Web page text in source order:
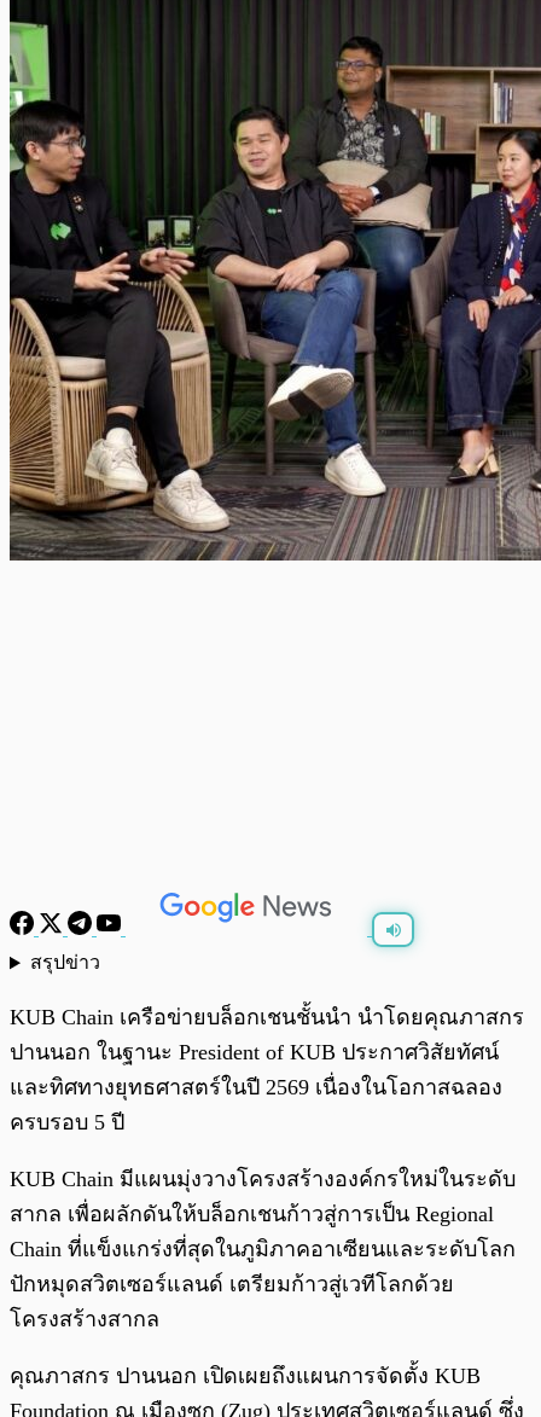
สรุปข่าว
KUB Chain เครือข่ายบล็อกเชนชั้นนำ นำโดยคุณภาสกร
ปานนอก ในฐานะ President of KUB ประกาศวิสัยทัศน์
และทิศทางยุทธศาสตร์ในปี 2569 เนื่องในโอกาสฉลอง
ครบรอบ 5 ปี
KUB Chain มีแผนมุ่งวางโครงสร้างองค์กรใหม่ในระดับ
สากล เพื่อผลักดันให้บล็อกเชนก้าวสู่การเป็น Regional
Chain ที่แข็งแกร่งที่สุดในภูมิภาคอาเซียนและระดับโลก
ปักหมุดสวิตเซอร์แลนด์ เตรียมก้าวสู่เวทีโลกด้วย
โครงสร้างสากล
คุณภาสกร ปานนอก เปิดเผยถึงแผนการจัดตั้ง KUB
Foundation ณ เมืองซุก (Zug) ประเทศสวิตเซอร์แลนด์ ซึ่ง